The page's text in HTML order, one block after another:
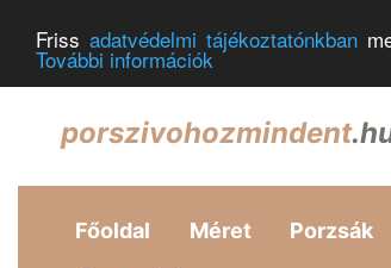
Frissadatvédelmi tájékoztatónkban
További információk
porszivohozmindent
Főoldal Méret Porzsák